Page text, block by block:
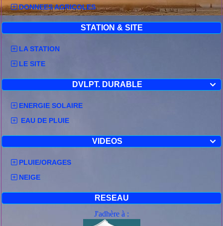
DONNEES AGRICOLES
STATION & SITE
LA STATION
LE SITE

DVLPT. DURABLE
ENERGIE SOLAIRE
EAU DE PLUIE

VIDEOS
PLUIE/ORAGES
NEIGE
RESEAU
J'adhère à :